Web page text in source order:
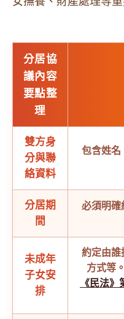
分居協
議內容
要點整
理
雙方身
分與聯
絡資料
包含姓名
分居期
間
必須明確
未成年
子女安
排
約定由誰
方式等
《民法